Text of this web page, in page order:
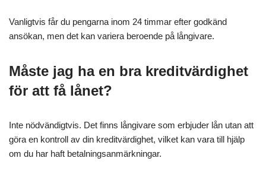
Vanligtvis får du pengarna inom 24 timmar efter godkänd
ansökan, men det kan variera beroende på långivare.
Måste jag ha en bra kreditvärdighet
för att få lånet?
Inte nödvändigtvis. Det finns långivare som erbjuder lån utan att
göra en kontroll av din kreditvärdighet, vilket kan vara till hjälp
om du har haft betalningsanmärkningar.